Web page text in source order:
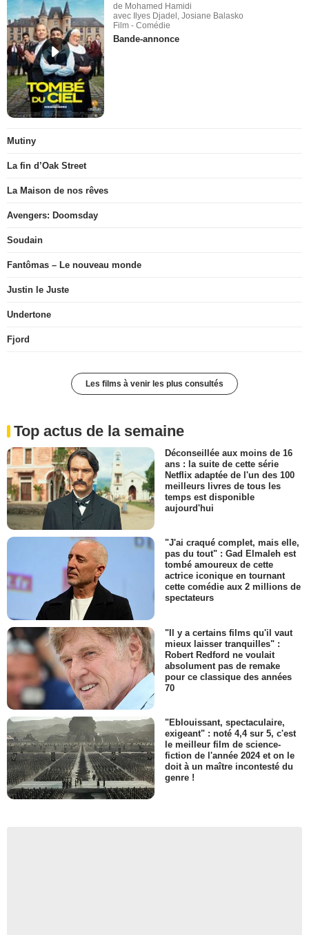
de Mohamed Hamidi
avec Ilyes Djadel, Josiane Balasko
Film - Comédie
Bande-annonce
Mutiny
La fin d’Oak Street
La Maison de nos rêves
Avengers: Doomsday
Soudain
Fantômas – Le nouveau monde
Justin le Juste
Undertone
Fjord
Les films à venir les plus consultés
Top actus de la semaine
Déconseillée aux moins de 16
ans : la suite de cette série
Netflix adaptée de l'un des 100
meilleurs livres de tous les
temps est disponible
aujourd'hui
"J'ai craqué complet, mais elle,
pas du tout" : Gad Elmaleh est
tombé amoureux de cette
actrice iconique en tournant
cette comédie aux 2 millions de
spectateurs
"Il y a certains films qu'il vaut
mieux laisser tranquilles" :
Robert Redford ne voulait
absolument pas de remake
pour ce classique des années
70
"Eblouissant, spectaculaire,
exigeant" : noté 4,4 sur 5, c'est
le meilleur film de science-
fiction de l'année 2024 et on le
doit à un maître incontesté du
genre !